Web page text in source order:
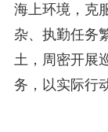
海上环境，克
杂、执勤任务
土，周密开展
务，以实际行